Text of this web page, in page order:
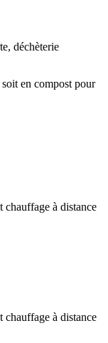
déchèterie
en compost pour
à distance
à distance